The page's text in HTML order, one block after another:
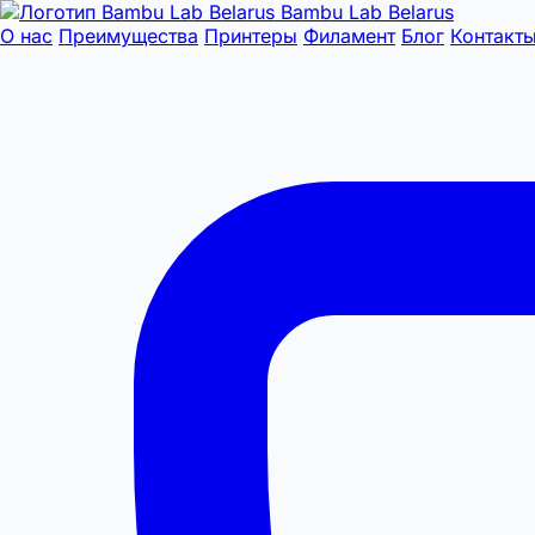
Bambu Lab Belarus
О нас Преимущества Принтеры Филамент Блог